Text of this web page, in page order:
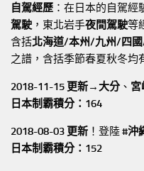
自駕經歷 ：在日本的自駕
駕駛 ，東北岩手夜間駕駛等
含括北海道/本州/九州/四
之譜，含括季節春夏秋冬均
2018-11-15 更新→ 大分、 宮
日本制霸積分：164
2018-08-03 更新 ！登陸#沖
日本制霸積分：152